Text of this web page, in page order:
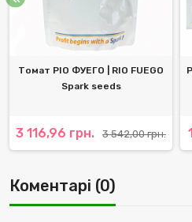
Томат РІО ФУЕГО | RIO FUEGO
Spark seeds
3 116,96 грн. 3 542,00 грн.
Коментарі (0)